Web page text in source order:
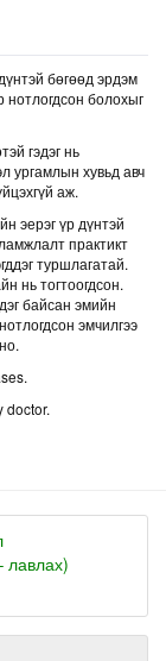
бөгөөд эрдэм
болохыг
гэдэг нь
ургамлын хувьд авч
аж.
эерэг үр дүнтэй
практикт
туршлагатай.
нь тогтоогдсон.
байсан эмийн
эмчилгээ
doctor.
лавлах)